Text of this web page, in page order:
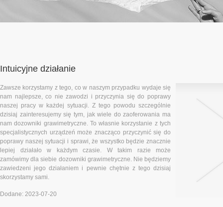
Intuicyjne działanie
Zawsze korzystamy z tego, co w naszym przypadku wydaje się
nam najlepsze, co nie zawodzi i przyczynia się do poprawy
naszej pracy w każdej sytuacji. Z tego powodu szczególnie
dzisiaj zainteresujemy się tym, jak wiele do zaoferowania ma
nam dozowniki grawimetryczne. To własnie korzystanie z tych
specjalistycznych urządzeń może znacząco przyczynić się do
poprawy naszej sytuacji i sprawi, że wszystko będzie znacznie
lepiej działało w każdym czasie. W takim razie może
zamówimy dla siebie dozowniki grawimetryczne. Nie będziemy
zawiedzeni jego działaniem i pewnie chętnie z tego dzisiaj
skorzystamy sami.
Dodane: 2023-07-20